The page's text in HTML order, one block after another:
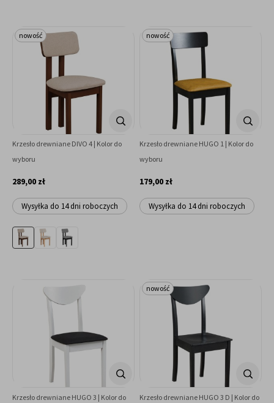
Krzesło drewniane DIVO 4 | Kolor do
wyboru
289,00 zł
Wysyłka do 14 dni roboczych
nowość
Krzesło drewniane HUGO 1 | Kolor do
wyboru
179,00 zł
Wysyłka do 14 dni roboczych
nowość
Krzesło drewniane HUGO 3 | Kolor do
Krzesło drewniane HUGO 3 D | Kolor do
nowość